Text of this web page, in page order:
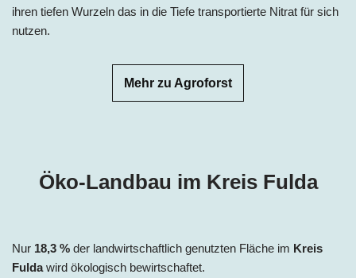
ihren tiefen Wurzeln das in die Tiefe transportierte Nitrat für sich
nutzen.
Mehr zu Agroforst
Öko-Landbau im Kreis Fulda
Nur 18,3 % der landwirtschaftlich genutzten Fläche im Kreis
Fuldawird ökologisch bewirtschaftet.